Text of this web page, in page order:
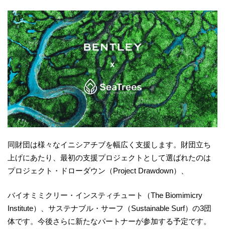
同財団は様々なイニシアチブを幅広く支援します。財団立ち
上げにあたり、最初の支援プロジェクトとして選ばれたのは
プロジェクト・ドローダウン（Project Drawdown）、
バイオミミクリー・インスティチュート（The Biomimicry
Institute）、サステナブル・サーフ（Sustainable Surf）の3団
体です。今後さらに新たなパートナーが参加する予定です。